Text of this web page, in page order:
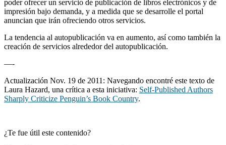
poder ofrecer un servicio de publicación de libros electrónicos y de
impresión bajo demanda, y a medida que se desarrolle el portal
anuncian que irán ofreciendo otros servicios.
La tendencia al autopublicación va en aumento, así como también la
creación de servicios alrededor del autopublicación.
—-
Actualización Nov. 19 de 2011: Navegando encontré este texto de
Laura Hazard, una crítica a esta iniciativa: Self-Published Authors
Sharply Criticize Penguin’s Book Country.
¿Te fue útil este contenido?